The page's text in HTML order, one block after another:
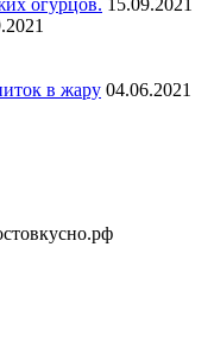
в жару 04.06.2021